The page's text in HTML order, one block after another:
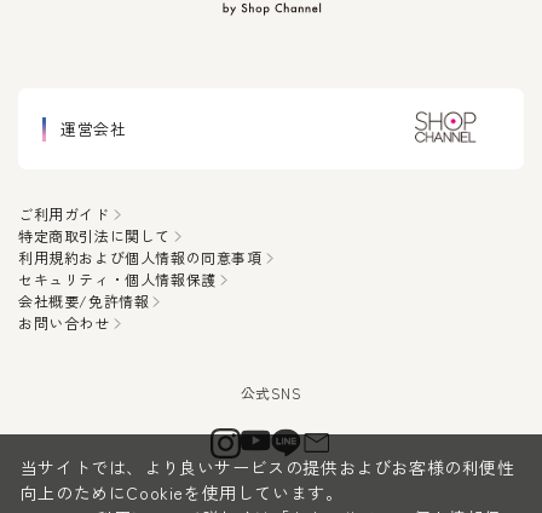
運営会社
ご利用ガイド
特定商取引法に関して
利用規約および個人情報の同意事項
セキュリティ・個人情報保護
会社概要/免許情報
お問い合わせ
当サイトでは、より良いサービスの提供およびお客様の利便性
向上のためにCookieを使用しています。